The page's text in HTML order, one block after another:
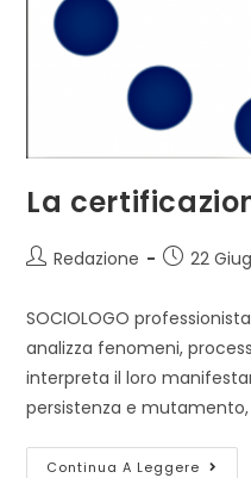
La
AutoreRedazione
Articolo
22
SOCIOLOGO
analizza fenomeni,
interpreta il loro
persistenza e
Continua A Leggere La